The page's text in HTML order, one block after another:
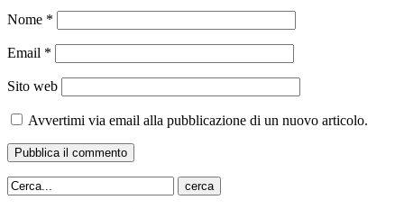
Nome *
Email *
Sito web
Avvertimi via email alla pubblicazione di un nuovo articolo.
cerca